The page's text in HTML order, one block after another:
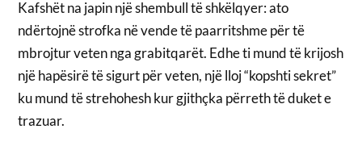
Kafshët na japin një shembull të shkëlqyer: ato
ndërtojnë strofka në vende të paarritshme për të
mbrojtur veten nga grabitqarët. Edhe ti mund të krijosh
një hapësirë të sigurt për veten, një lloj “kopshti sekret”
ku mund të strehohesh kur gjithçka përreth të duket e
trazuar.